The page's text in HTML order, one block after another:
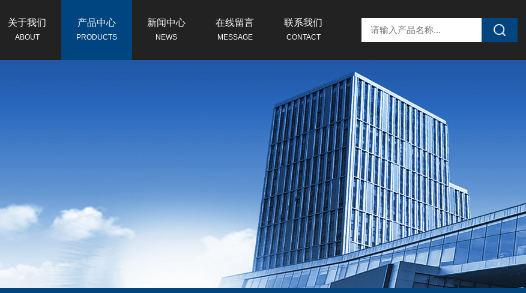
关于我们
ABOUT
产品中心
PRODUCTS
新闻中心
NEWS
在线留言
MESSAGE
联系我们
CONTACT